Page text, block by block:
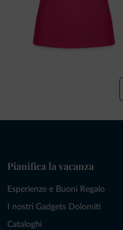
Pianifica la vacanza
Esperienze e Buoni Regalo
I nostri Gadgets Dolomiti
Cataloghi